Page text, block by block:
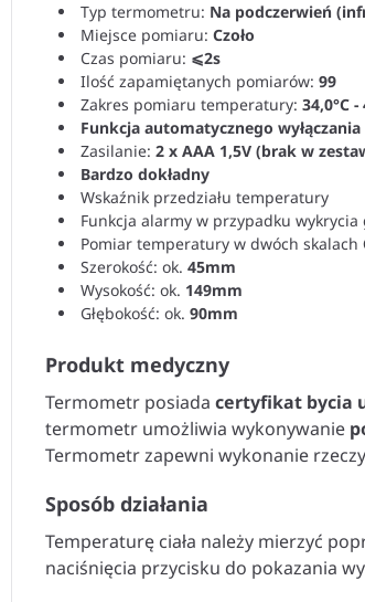
Typ termometru: Na podczerwień
Miejsce pomiaru: Czoło
Czas pomiaru: ⩽2s
Ilość zapamiętanych pomiarów: 99
Zakres pomiaru temperatury: 34,0°C -
Funkcja automatycznego wyłączania
Zasilanie: 2 x AAA 1,5V (brak w
Bardzo dokładny
Wskaźnik przedziału temperatury
Funkcja alarmy w przypadku wykrycia
Pomiar temperatury w dwóch skalach
Szerokość: ok. 45mm
Wysokość: ok. 149mm
Głębokość: ok. 90mm
Produkt medyczny
Termometr posiada certyfikat bycia
termometr umożliwia wykonywanie
Termometr zapewni wykonanie
Sposób działania
Temperaturę ciała należy mierzyć
naciśnięcia przycisku do pokazania